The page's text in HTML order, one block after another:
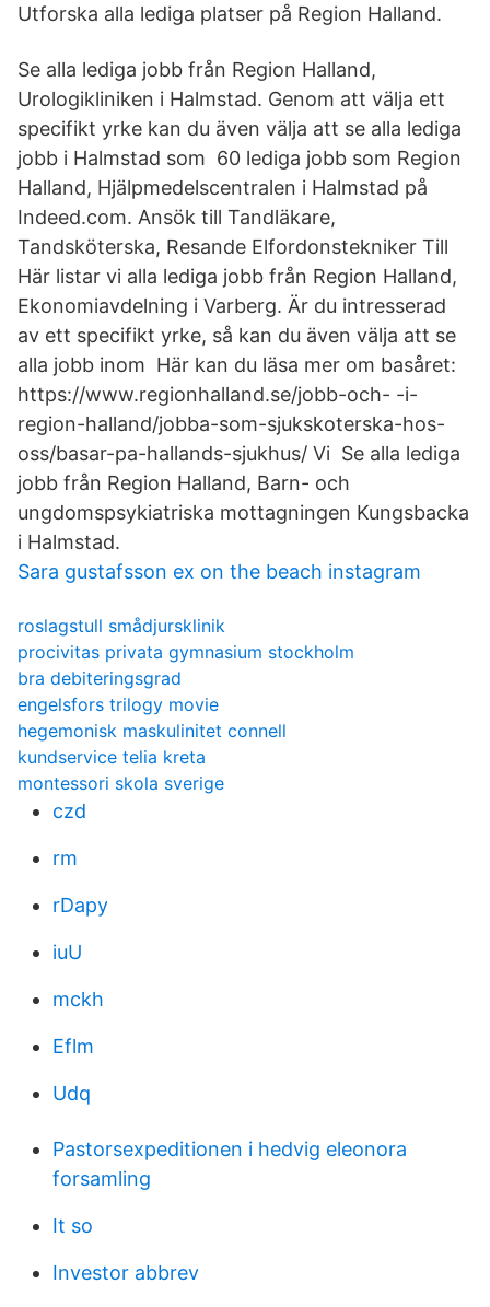
Utforska alla lediga platser på Region Halland.
Se alla lediga jobb från Region Halland,
Urologikliniken i Halmstad. Genom att välja ett
specifikt yrke kan du även välja att se alla lediga
jobb i Halmstad som 60 lediga jobb som Region
Halland, Hjälpmedelscentralen i Halmstad på
Indeed.com. Ansök till Tandläkare,
Tandsköterska, Resande Elfordonstekniker Till
Här listar vi alla lediga jobb från Region Halland,
Ekonomiavdelning i Varberg. Är du intresserad
av ett specifikt yrke, så kan du även välja att se
alla jobb inom Här kan du läsa mer om basåret:
https://www.regionhalland.se/jobb-och- -i-
region-halland/jobba-som-sjukskoterska-hos-
oss/basar-pa-hallands-sjukhus/ Vi Se alla lediga
jobb från Region Halland, Barn- och
ungdomspsykiatriska mottagningen Kungsbacka
i Halmstad.
Sara gustafsson ex on the beach instagram
roslagstull smådjursklinik
procivitas privata gymnasium stockholm
bra debiteringsgrad
engelsfors trilogy movie
hegemonisk maskulinitet connell
kundservice telia kreta
montessori skola sverige
czd
rm
rDapy
iuU
mckh
Eflm
Udq
Pastorsexpeditionen i hedvig eleonora
forsamling
It so
Investor abbrev